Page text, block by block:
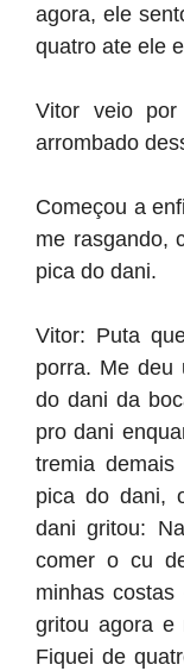
agora, ele
quatro ate ele
Vitor veio
arrombado
Começou a
me rasgando,
pica do dani.
Vitor: Puta
porra. Me deu
do dani da
pro dani
tremia
pica do dani,
dani gritou:
comer o cu
minhas
gritou agora e
Fiquei de